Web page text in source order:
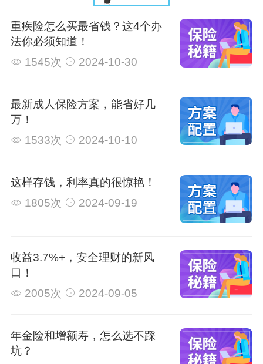
重疾险怎么买最省钱？这4个办
法你必须知道！
1545次
2024-10-30
最新成人保险方案，能省好几
万！
1533次
2024-10-10
这样存钱，利率真的很惊艳！
1805次
2024-09-19
收益3.7%+，安全理财的新风
口！
2005次
2024-09-05
年金险和增额寿，怎么选不踩
坑？